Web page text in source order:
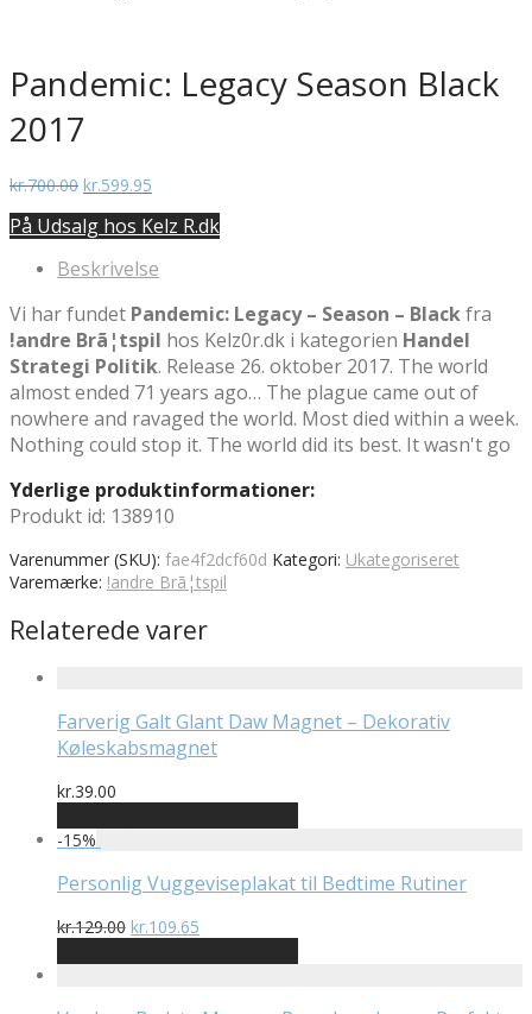
Pandemic: Legacy Season Black
2017
kr.700.00 Den
pris
kr.700.00.
kr.599.95
pris
kr.599.95.
På Udsalg hos Kelz R.dk
Beskrivelse
Vi har fundet Pandemic: Legacy – Season – Blackfra
!andre Brã¦tspil hos Kelz0r.dk i kategorien Handel
Strategi Politik. Release 26. oktober 2017. The world
almost ended 71 years ago… The plague came out of
nowhere and ravaged the world. Most died within a week.
Nothing could stop it. The world did its best. It wasn't go
Yderlige produktinformationer:
Produkt id: 138910
Varenummer (SKU): fae4f2dcf60d Kategori: Ukategoriseret
Varemærke: !andre Brã¦tspil
Relaterede varer
Farverig Galt Glant Daw Magnet – Dekorativ
Køleskabsmagnet
kr.39.00
-15%
Personlig Vuggeviseplakat til Bedtime Rutiner
kr.129.00 Den
pris
kr.109.65
pris